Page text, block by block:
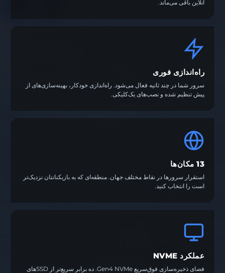
آنلاین باقی می‌ماند.
راه‌اندازی فوری
سرور شما در چند ثانیه فعال می‌شود. راه‌اندازی خودکار، بهینه‌سازی‌های از
پیش تنظیم شده و نصب‌های یک‌کلیکی.
13 مکان‌ها
استقرار سرورها در نقاط مختلف جهان. منطقه‌ای که به بازیکنانتان نزدیک‌تر
است را انتخاب کنید.
عملکرد NVME
فضای ذخیره‌سازی فوق‌سریع Gen4 NVMe. ده برابر سریع‌تر از SSDهای